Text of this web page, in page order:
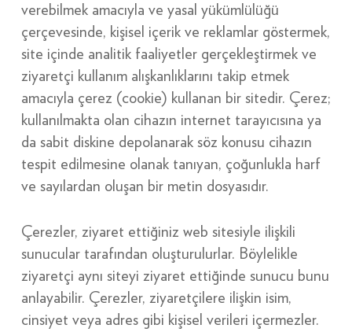
verebilmek amacıyla ve yasal yükümlülüğü
çerçevesinde, kişisel içerik ve reklamlar göstermek,
site içinde analitik faaliyetler gerçekleştirmek ve
ziyaretçi kullanım alışkanlıklarını takip etmek
amacıyla çerez (cookie) kullanan bir sitedir. Çerez;
kullanılmakta olan cihazın internet tarayıcısına ya
da sabit diskine depolanarak söz konusu cihazın
tespit edilmesine olanak tanıyan, çoğunlukla harf
ve sayılardan oluşan bir metin dosyasıdır.
Çerezler, ziyaret ettiğiniz web sitesiyle ilişkili
sunucular tarafından oluşturulurlar. Böylelikle
ziyaretçi aynı siteyi ziyaret ettiğinde sunucu bunu
anlayabilir. Çerezler, ziyaretçilere ilişkin isim,
cinsiyet veya adres gibi kişisel verileri içermezler.